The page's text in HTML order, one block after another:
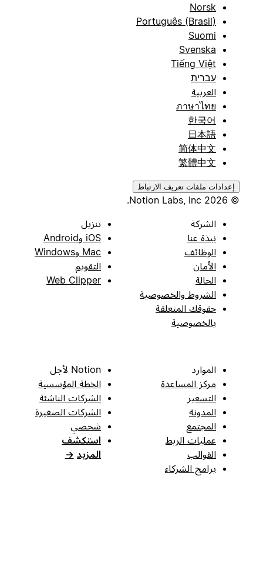
Norsk
Português (Brasil)
Suomi
Svenska
Tiếng Việt
עברית
العربية
ภาษาไทย
한국어
日本語
简体中文
繁體中文
إعدادات ملفات تعريف الارتباط
الشركة
نبذة عنا
الوظائف
الأمان
الحالة
الشروط والخصوصية
حقوقك المتعلقة
بالخصوصية
تنزيل
iOS وAndroid
Mac وWindows
التقويم
Web Clipper
الموارد
مركز المساعدة
التسعير
المدونة
المجتمع
عمليات الربط
القوالب
برامج الشركاء
Notion لأجل
الخطة المؤسسية
الشركات الناشئة
الشركات الصغيرة
شخصي
استكشف
المزيد →